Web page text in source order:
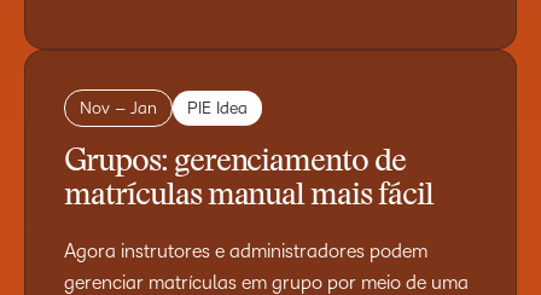
Nov – Jan PIE Idea
Grupos: gerenciamento de
matrículas manual mais fácil
Agora instrutores e administradores podem
gerenciar matrículas em grupo por meio de uma